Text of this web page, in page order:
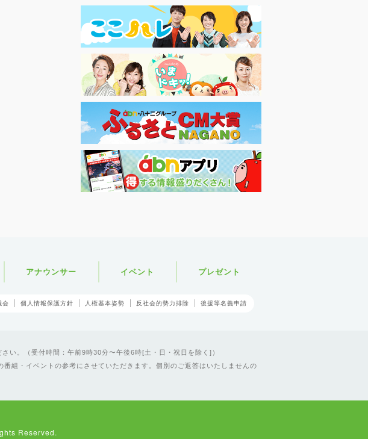
アナウンサー イベント プレゼント
会 個人情報保護方針 人権基本姿勢 反社会的勢力排除 後援等名義申請
い。（受付時間：午前9時30分〜午後6時[土・日・祝日を除く]）
組・イベントの参考にさせていただきます。個別のご返答はいたしませんの
Reserved.